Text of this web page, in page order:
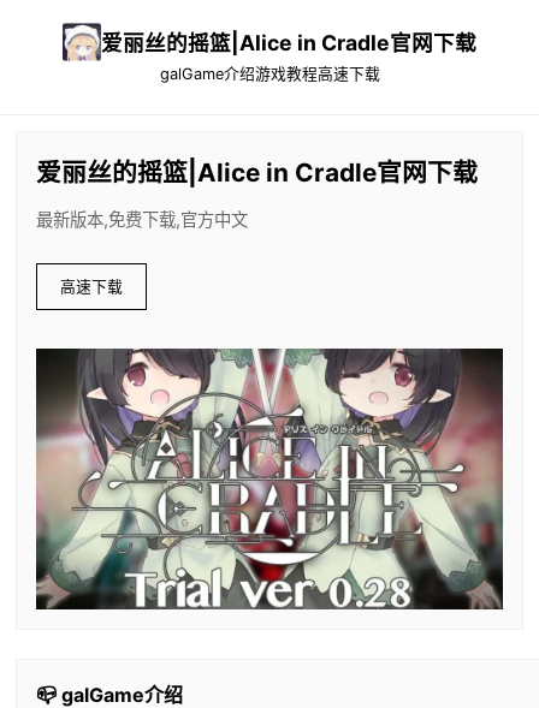
爱丽丝的摇篮|Alice in Cradle官网下载
galGame介绍游戏教程高速下载
爱丽丝的摇篮|Alice in Cradle官网下载
最新版本,免费下载,官方中文
高速下载
📪 galGame介绍